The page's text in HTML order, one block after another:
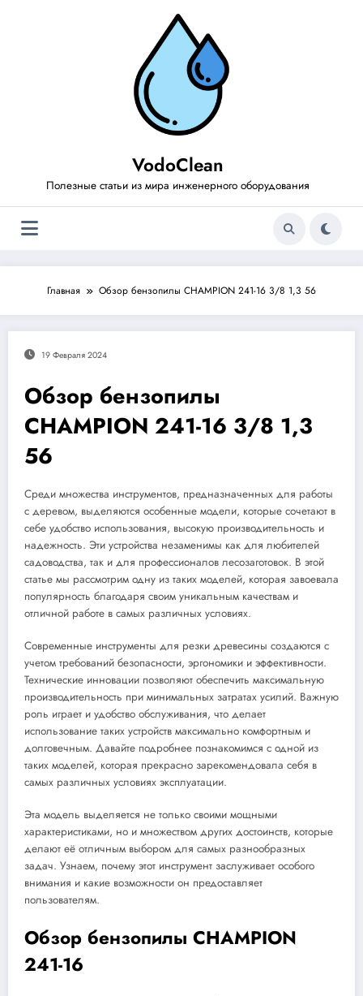
VodoClean
Полезные статьи из мира инженерного оборудования
Главная Обзор бензопилы CHAMPION 241-16 3/8 1,3 56
19 Февраля 2024
Обзор бензопилы
CHAMPION 241-16 3/8 1,3
56
Среди множества инструментов, предназначенных для работы
с деревом, выделяются особенные модели, которые сочетают в
себе удобство использования, высокую производительность и
надежность. Эти устройства незаменимы как для любителей
садоводства, так и для профессионалов лесозаготовок. В этой
статье мы рассмотрим одну из таких моделей, которая завоевала
популярность благодаря своим уникальным качествам и
отличной работе в самых различных условиях.
Современные инструменты для резки древесины создаются с
учетом требований безопасности, эргономики и эффективности.
Технические инновации позволяют обеспечить максимальную
производительность при минимальных затратах усилий. Важную
роль играет и удобство обслуживания, что делает
использование таких устройств максимально комфортным и
долговечным. Давайте подробнее познакомимся с одной из
таких моделей, которая прекрасно зарекомендовала себя в
самых различных условиях эксплуатации.
Эта модель выделяется не только своими мощными
характеристиками, но и множеством других достоинств, которые
делают её отличным выбором для самых разнообразных
задач. Узнаем, почему этот инструмент заслуживает особого
внимания и какие возможности он предоставляет
пользователям.
Обзор бензопилы CHAMPION
241-16